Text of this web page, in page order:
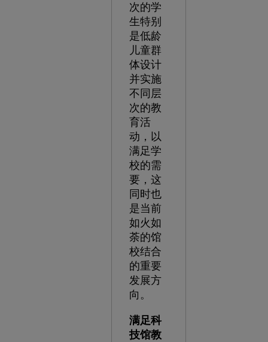
次的学
生特别
是低龄
儿童群
体设计
并实施
不同层
次的教
育活
动，以
满足学
校的需
要，这
同时也
是当前
如火如
荼的馆
校结合
的重要
发展方
向。
满足科
技馆教